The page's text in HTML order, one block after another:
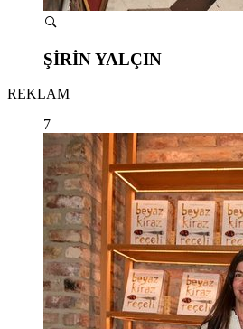
ŞİRİN YALÇIN
REKLAM
7